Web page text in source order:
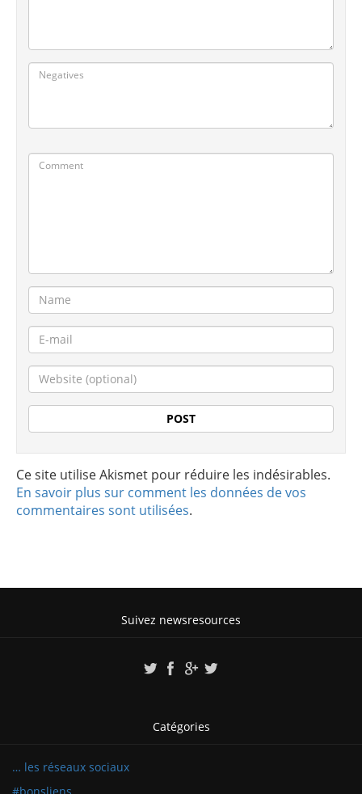
Ce site utilise Akismet pour réduire les indésirables.
En savoir plus sur comment les données de vos
commentaires sont utilisées.
Suivez newsresources
Catégories
… les réseaux sociaux